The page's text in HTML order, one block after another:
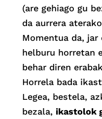
(are gehiago gu
da aurrera
Momentua da, jar
helburu horretan
behar diren
Horrela bada
Legea, bestela,
bezala, ikastolok